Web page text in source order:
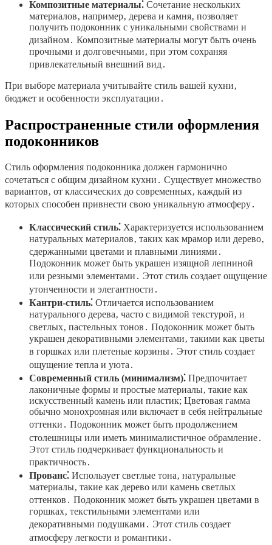
Композитные материалы⁚ Сочетание нескольких
материалов‚ например‚ дерева и камня‚ позволяет
получить подоконник с уникальными свойствами и
дизайном․ Композитные материалы могут быть очень
прочными и долговечными‚ при этом сохраняя
привлекательный внешний вид․
При выборе материала учитывайте стиль вашей кухни‚
бюджет и особенности эксплуатации․
Распространенные стили оформления
подоконников
Стиль оформления подоконника должен гармонично
сочетаться с общим дизайном кухни․ Существует множество
вариантов‚ от классических до современных‚ каждый из
которых способен привнести свою уникальную атмосферу․
Классический стиль⁚ Характеризуется использованием
натуральных материалов‚ таких как мрамор или дерево‚
сдержанными цветами и плавными линиями․
Подоконник может быть украшен изящной лепниной
или резными элементами․ Этот стиль создает ощущение
утонченности и элегантности․
Кантри-стиль⁚ Отличается использованием
натурального дерева‚ часто с видимой текстурой‚ и
светлых‚ пастельных тонов․ Подоконник может быть
украшен декоративными элементами‚ такими как цветы
в горшках или плетеные корзины․ Этот стиль создает
ощущение тепла и уюта․
Современный стиль (минимализм)⁚ Предпочитает
лаконичные формы и простые материалы‚ такие как
искусственный камень или пластик; Цветовая гамма
обычно монохромная или включает в себя нейтральные
оттенки․ Подоконник может быть продолжением
столешницы или иметь минималистичное обрамление․
Этот стиль подчеркивает функциональность и
практичность․
Прованс⁚ Использует светлые тона‚ натуральные
материалы‚ такие как дерево или камень светлых
оттенков․ Подоконник может быть украшен цветами в
горшках‚ текстильными элементами или
декоративными подушками․ Этот стиль создает
атмосферу легкости и романтики․